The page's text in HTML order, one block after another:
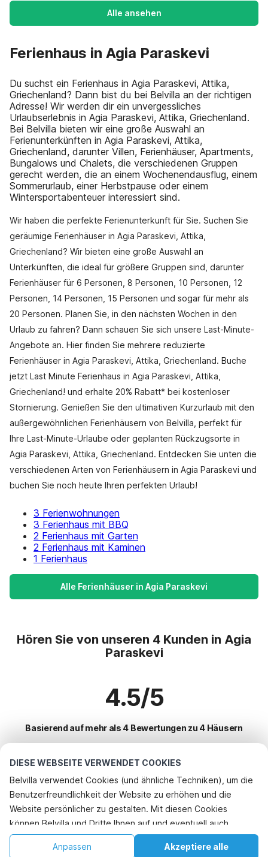
DIESE WEBSEITE VERWENDET COOKIES
Belvilla verwendet Cookies (und ähnliche Techniken), um die
Benutzerfreundlichkeit der Website zu erhöhen und die
Website persönlicher zu gestalten. Mit diesen Cookies
können Belvilla und Dritte Ihnen auf und eventuell auch
außerhalb unserer Website folgen, um Werbung Ihren
Interessen anzupassen und das Teilen von Informationen über
Akzeptiere alle
Anpassen
Alle ansehen
Ferienhaus in Agia Paraskevi
Du suchst ein Ferienhaus in Agia Paraskevi, Attika,
Griechenland? Dann bist du bei Belvilla an der richtigen
Adresse! Wir werden dir ein unvergessliches
Urlaubserlebnis in Agia Paraskevi, Attika, Griechenland.
Bei Belvilla bieten wir eine große Auswahl an
Ferienunterkünften in Agia Paraskevi, Attika,
Griechenland, darunter Villen, Ferienhäuser, Apartments,
Bungalows und Chalets, die verschiedenen Gruppen
gerecht werden, die an einem Wochenendausflug, einem
Sommerurlaub, einer Herbstpause oder einem
Wintersportabenteuer interessiert sind.
Wir haben die perfekte Ferienunterkunft für Sie. Suchen Sie
geräumige Ferienhäuser in Agia Paraskevi, Attika,
Griechenland? Wir bieten eine große Auswahl an
Unterkünften, die ideal für größere Gruppen sind, darunter
Ferienhäuser für 6 Personen, 8 Personen, 10 Personen, 12
Personen, 14 Personen, 15 Personen und sogar für mehr als
20 Personen. Planen Sie, in den nächsten Wochen in den
Urlaub zu fahren? Dann schauen Sie sich unsere Last-Minute-
Angebote an. Hier finden Sie mehrere reduzierte
Ferienhäuser in Agia Paraskevi, Attika, Griechenland. Buche
jetzt Last Minute Ferienhaus in Agia Paraskevi, Attika,
Griechenland! und erhalte 20% Rabatt* bei kostenloser
Stornierung. Genießen Sie den ultimativen Kurzurlaub mit den
außergewöhnlichen Ferienhäusern von Belvilla, perfekt für
Ihre Last-Minute-Urlaube oder geplanten Rückzugsorte in
Agia Paraskevi, Attika, Griechenland. Entdecken Sie unten die
verschiedenen Arten von Ferienhäusern in Agia Paraskevi und
buchen Sie noch heute Ihren perfekten Urlaub!
3 Ferienwohnungen
3 Ferienhaus mit BBQ
2 Ferienhaus mit Garten
2 Ferienhaus mit Kaminen
1 Ferienhaus
Alle Ferienhäuser in Agia Paraskevi
Hören Sie von unseren 4 Kunden in Agia
Paraskevi
4.5/5
Basierend auf mehr als 4 Bewertungen zu 4 Häusern
Beliebteste Reiseziele für Urlaub
Top-Städte mit Top-Annehmlichkeiten für den Urlaub
Ferienhaus auf einem Ferienpark metamorfosi
Ferienhaus mit Garten marathias
Ferienwohnungen gazi
Beliebte Ausstattungen für Urlaub in Agia-paraskevi
Ferienwohnungen
Beliebte Städte für den Urlaub in Attika
Rufen Sie an, um zu buchen